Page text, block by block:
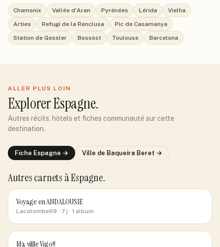
Chamonix Vallée d'Aran Pyrénées Lérida
Vielha
Arties
Refugi de la Renclusa
Pic de Casamanya
Station de Gessler
Bossòst Toulouse Barcelona
ALLER PLUS LOIN
ExplorerEspagne.
Autres récits, hôtels et fiches communauté sur cette
destination.
Fiche Espagne → Ville de Baqueira Beret →
Autres carnets à Espagne.
Voyage en ANDALOUSIE
Lacolombe69 · 7 j · 1 album
Ma villle Vigo!!